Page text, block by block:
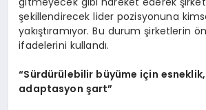
şekillendirecek lider pozisyonuna
yakıştıramıyor. Bu durum şirketlerin
ifadelerini kullandı.
“Sürdürülebilir büyüme için
adaptasyon şart”